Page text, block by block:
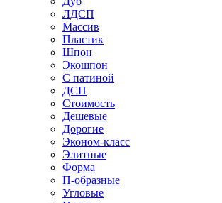
ЛДСП
Массив
Пластик
Шпон
Экошпон
С патиной
ДСП
Стоимость
Дешевые
Дорогие
Эконом-класс
Элитные
Форма
П-образные
Угловые